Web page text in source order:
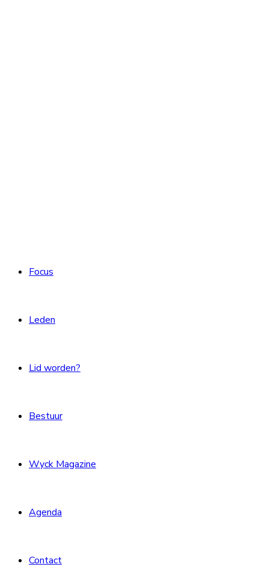
Focus
Leden
Lid worden?
Bestuur
Wyck Magazine
Agenda
Contact